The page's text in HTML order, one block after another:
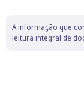
A informação que
leitura integral de